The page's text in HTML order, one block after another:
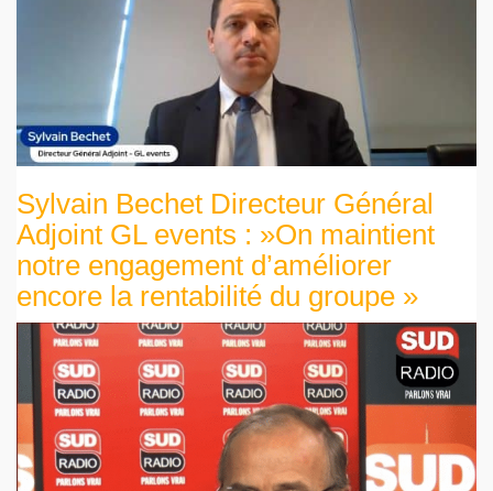
Sylvain Bechet Directeur Général
Adjoint GL events : »On maintient
notre engagement d’améliorer
encore la rentabilité du groupe »